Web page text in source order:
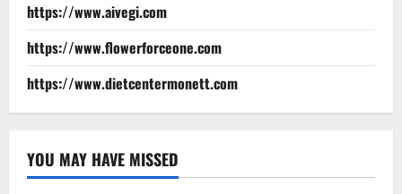
https://www.aivegi.com
https://www.flowerforceone.com
https://www.dietcentermonett.com
YOU MAY HAVE MISSED